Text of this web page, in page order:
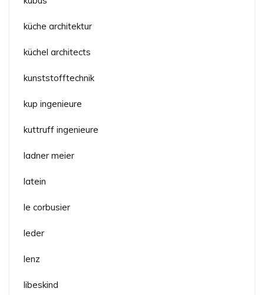
küche architektur
küchel architects
kunststofftechnik
kup ingenieure
kuttruff ingenieure
ladner meier
latein
le corbusier
leder
lenz
libeskind